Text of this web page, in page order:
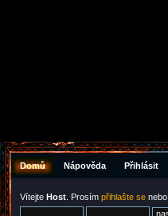
Domů Nápověda Přihlásit
Vítejte Host . Prosím přihlašte se nebo